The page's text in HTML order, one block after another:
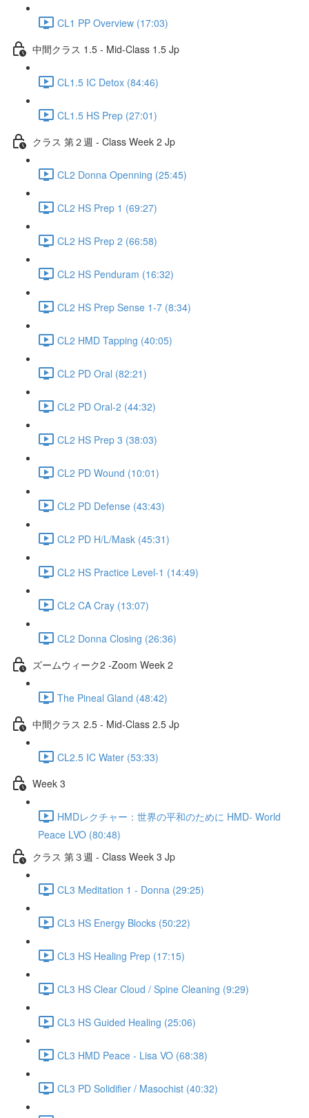
CL1 PP Overview (17:03)
中間クラス 1.5 - Mid-Class 1.5 Jp
CL1.5 IC Detox (84:46)
CL1.5 HS Prep (27:01)
クラス 第２週 - Class Week 2 Jp
CL2 Donna Openning (25:45)
CL2 HS Prep 1 (69:27)
CL2 HS Prep 2 (66:58)
CL2 HS Penduram (16:32)
CL2 HS Prep Sense 1-7 (8:34)
CL2 HMD Tapping (40:05)
CL2 PD Oral (82:21)
CL2 PD Oral-2 (44:32)
CL2 HS Prep 3 (38:03)
CL2 PD Wound (10:01)
CL2 PD Defense (43:43)
CL2 PD H/L/Mask (45:31)
CL2 HS Practice Level-1 (14:49)
CL2 CA Cray (13:07)
CL2 Donna Closing (26:36)
ズームウィーク2 -Zoom Week 2
The Pineal Gland (48:42)
中間クラス 2.5 - Mid-Class 2.5 Jp
CL2.5 IC Water (53:33)
Week 3
HMDレクチャー：世界の平和のために HMD- World
Peace LVO (80:48)
クラス 第３週 - Class Week 3 Jp
CL3 Meditation 1 - Donna (29:25)
CL3 HS Energy Blocks (50:22)
CL3 HS Healing Prep (17:15)
CL3 HS Clear Cloud / Spine Cleaning (9:29)
CL3 HS Guided Healing (25:06)
CL3 HMD Peace - Lisa VO (68:38)
CL3 PD Solidifier / Masochist (40:32)